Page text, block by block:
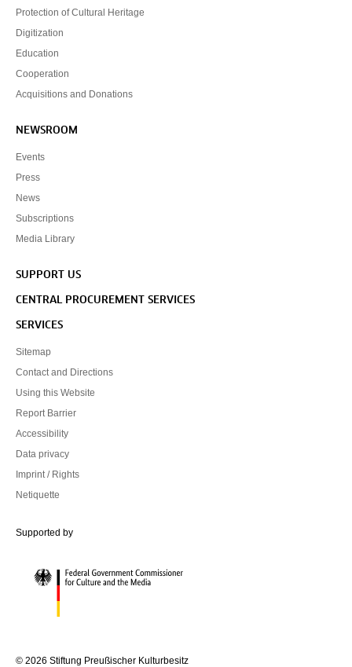
Protection of Cultural Heritage
Digitization
Education
Cooperation
Acquisitions and Donations
NEWSROOM
Events
Press
News
Subscriptions
Media Library
SUPPORT US
CENTRAL PROCUREMENT SERVICES
SERVICES
Sitemap
Contact and Directions
Using this Website
Report Barrier
Accessibility
Data privacy
Imprint / Rights
Netiquette
Supported byFederal Government Commissioner for Culture and the Media
© 2026 Stiftung Preußischer Kulturbesitz